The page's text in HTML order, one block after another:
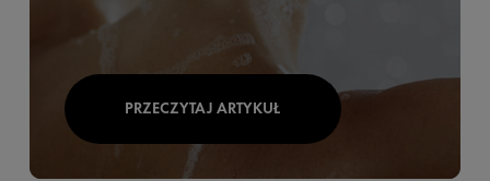
PRZECZYTAJ ARTYKUŁ